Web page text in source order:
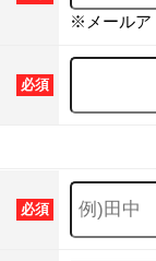
※メールア
必須
必須